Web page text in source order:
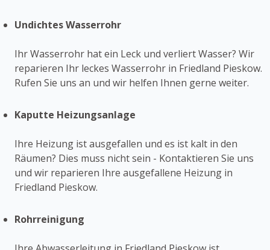
Undichtes Wasserrohr
Ihr Wasserrohr hat ein Leck und verliert Wasser? Wir
reparieren Ihr leckes Wasserrohr in Friedland Pieskow.
Rufen Sie uns an und wir helfen Ihnen gerne weiter.
Kaputte Heizungsanlage
Ihre Heizung ist ausgefallen und es ist kalt in den
Räumen? Dies muss nicht sein - Kontaktieren Sie uns
und wir reparieren Ihre ausgefallene Heizung in
Friedland Pieskow.
Rohrreinigung